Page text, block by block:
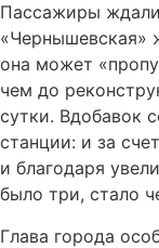
Пассажиры
«Чернышевская»
она может
чем до
сутки. Вдобавок
станции: и за
и благодаря
было три, стало
Глава города